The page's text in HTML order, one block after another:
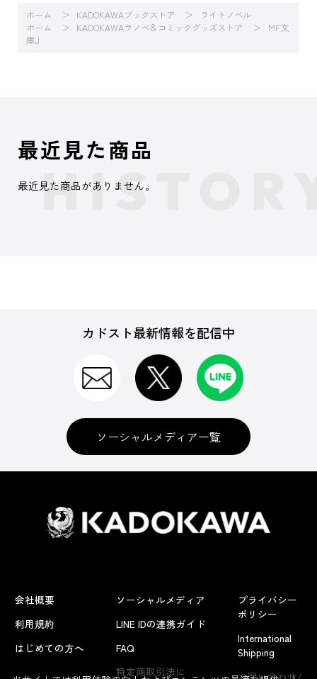
ホーム KADOKAWAブックストア
ライトノベル
ホーム
KADOKAWAラノベ＆コミックグッズストア
MF文
庫J
よくあるお問い合わせ
最近見た商品
最近見た商品がありません。
カドスト最新情報を配信中
ソーシャルメディア一覧
会社概要
利用規約
はじめての方へ
ソーシャルメディア
LINE IDの連携ガイド
FAQ
特定商取引法に
プライバシー
ポリシー
International
Shipping
お問い合わせ/